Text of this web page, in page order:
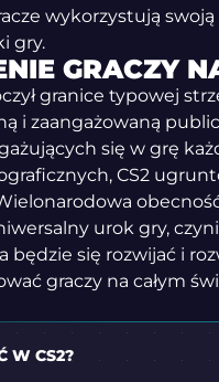
wykorzystują
gry.
GRACZY
granice typowej
i zaangażowaną
się w grę
CS2
urok gry,
będzie się rozwijać i
graczy na całym
W CS2?